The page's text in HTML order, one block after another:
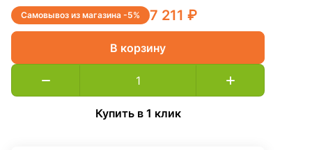
Самовывоз из магазина -5% 7 211 ₽
В корзину
Купить в 1 клик